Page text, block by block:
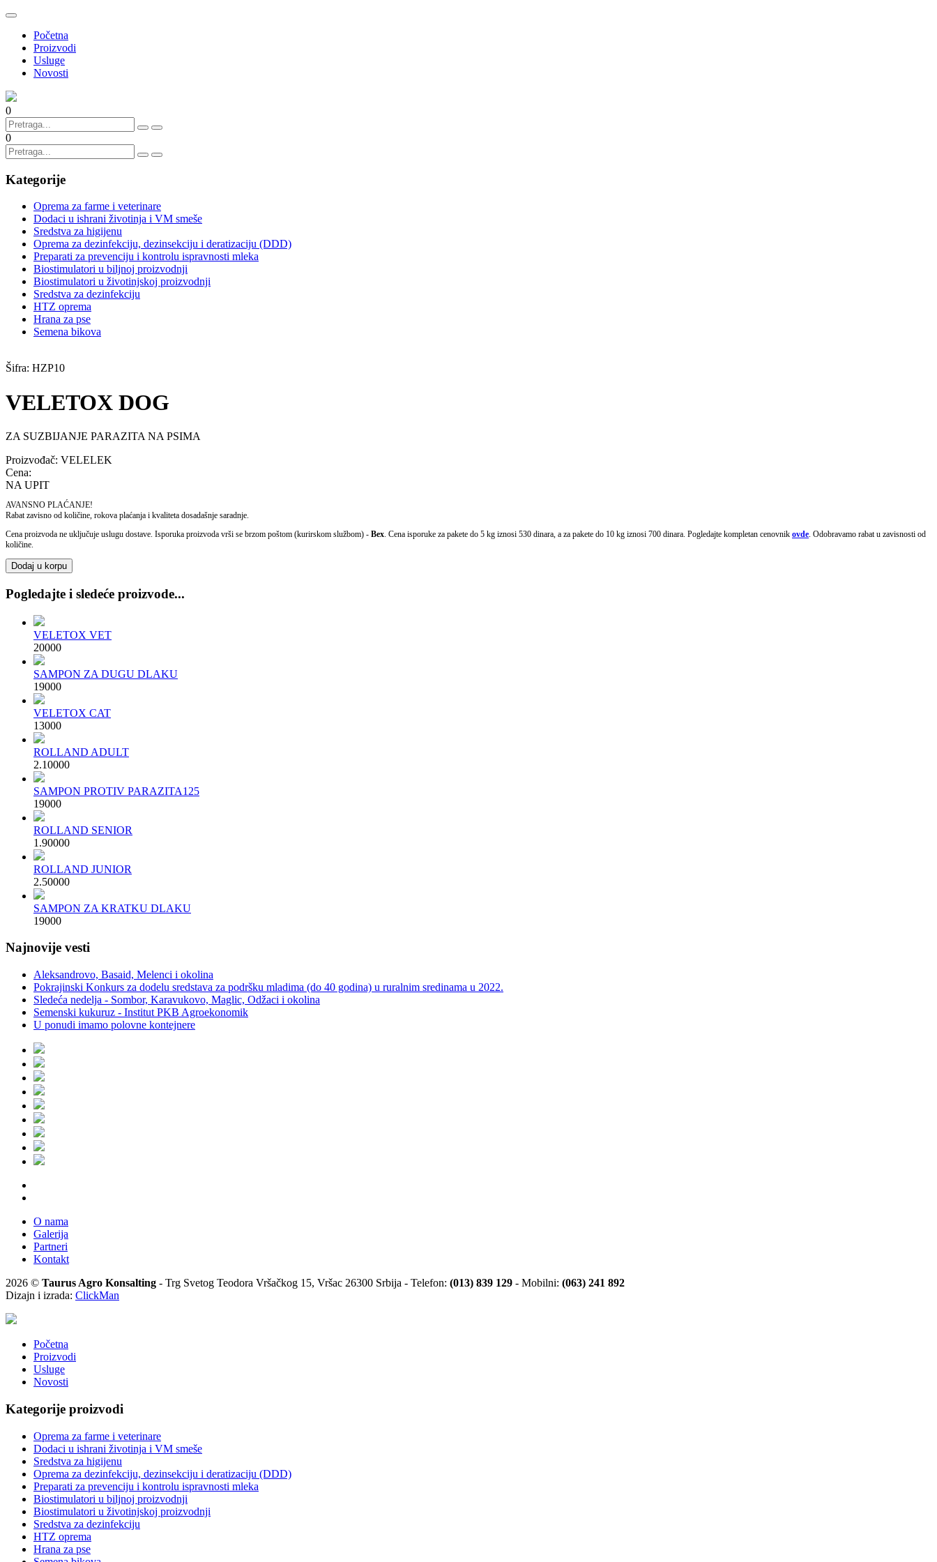
Početna
Proizvodi
Usluge
Novosti
0
0
Kategorije
Oprema za farme i veterinare
Dodaci u ishrani životinja i VM smeše
Sredstva za higijenu
Oprema za dezinfekciju, dezinsekciju i deratizaciju (DDD)
Preparati za prevenciju i kontrolu ispravnosti mleka
Biostimulatori u biljnoj proizvodnji
Biostimulatori u životinjskoj proizvodnji
Sredstva za dezinfekciju
HTZ oprema
Hrana za pse
Semena bikova
Šifra: HZP10
VELETOX DOG
ZA SUZBIJANJE PARAZITA NA PSIMA
Proizvođač: VELELEK
Cena:
NA UPIT
AVANSNO PLAĆANJE!
Rabat zavisno od količine, rokova plaćanja i kvaliteta dosadašnje saradnje.
Cena proizvoda ne uključuje uslugu dostave. Isporuka proizvoda vrši se brzom poštom (kurirskom službom) - Bex. Cena isporuke za pakete do 5 kg iznosi 530 dinara, a za pakete do 10 kg iznosi 700 dinara. Pogledajte kompletan cenovnik ovde. Odobravamo rabat u zavisnosti od
količine.
Dodaj u korpu
Pogledajte i sledeće proizvode...
VELETOX VET
20000
SAMPON ZA DUGU DLAKU
19000
VELETOX CAT
13000
ROLLAND ADULT
2.10000
SAMPON PROTIV PARAZITA125
19000
ROLLAND SENIOR
1.90000
ROLLAND JUNIOR
2.50000
SAMPON ZA KRATKU DLAKU
19000
Najnovije vesti
Aleksandrovo, Basaid, Melenci i okolina
Pokrajinski Konkurs za dodelu sredstava za podršku mladima (do 40 godina) u ruralnim sredinama u 2022.
Sledeća nedelja - Sombor, Karavukovo, Maglic, Odžaci i okolina
Semenski kukuruz - Institut PKB Agroekonomik
U ponudi imamo polovne kontejnere
O nama
Galerija
Partneri
Kontakt
2026 © Taurus Agro Konsalting - Trg Svetog Teodora Vršačkog 15, Vršac 26300 Srbija - Telefon: (013) 839 129 - Mobilni: (063) 241 892
Dizajn i izrada: ClickMan
Početna
Proizvodi
Usluge
Novosti
Kategorije proizvodi
Oprema za farme i veterinare
Dodaci u ishrani životinja i VM smeše
Sredstva za higijenu
Oprema za dezinfekciju, dezinsekciju i deratizaciju (DDD)
Preparati za prevenciju i kontrolu ispravnosti mleka
Biostimulatori u biljnoj proizvodnji
Biostimulatori u životinjskoj proizvodnji
Sredstva za dezinfekciju
HTZ oprema
Hrana za pse